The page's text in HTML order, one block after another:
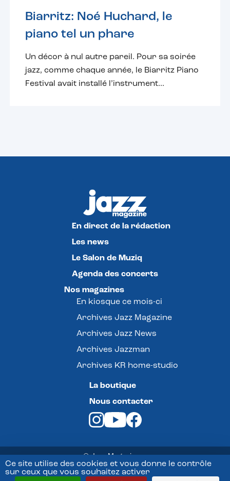
Ce site utilise des cookies et vous donne le contrôle
sur ceux que vous souhaitez activer
Biarritz: Noé Huchard, le
piano tel un phare
Un décor à nul autre pareil. Pour sa soirée
jazz, comme chaque année, le Biarritz Piano
Festival avait installé l’instrument...
En direct de la rédaction
Les news
Le Salon de Muziq
Agenda des concerts
Nos magazines
En kiosque ce mois-ci
Archives Jazz Magazine
Archives Jazz News
Archives Jazzman
Archives KR home-studio
La boutique
Nous contacter
© Jazz Magazine -